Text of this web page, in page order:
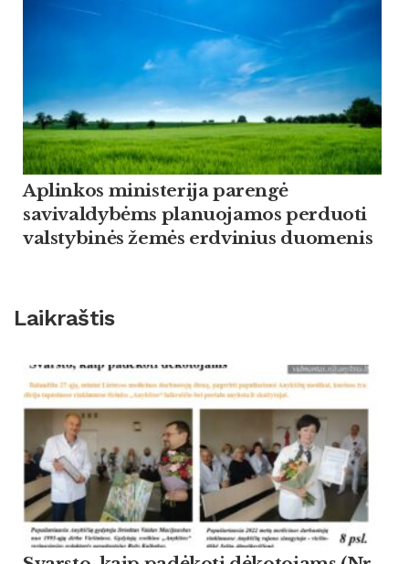
Aplinkos ministerija parengė
savivaldybėms planuojamos perduoti
valstybinės žemės erdvinius duomenis
Laikraštis